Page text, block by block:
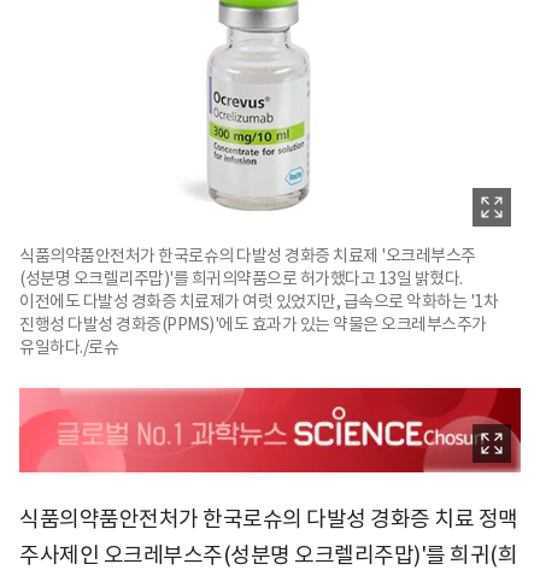
식품의약품안전처가 한국로슈의 다발성 경화증 치료제 '오크레부스주
(성분명 오크렐리주맙)'를 희귀의약품으로 허가했다고 13일 밝혔다.
이전에도 다발성 경화증 치료제가 여럿 있었지만, 급속으로 악화하는 '1차
진행성 다발성 경화증(PPMS)'에도 효과가 있는 약물은 오크레부스주가
유일하다./로슈
식품의약품안전처가 한국로슈의 다발성 경화증 치료 정맥
주사제인 오크레부스주(성분명 오크렐리주맙)'를 희귀(희